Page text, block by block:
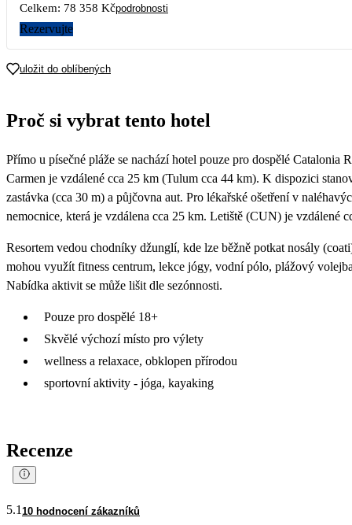
39 909 51 239
Celkem: 78 358 Kčpodrobnosti
Rezervujte
uložit do oblíbených
Proč si vybrat tento hotel
Přímo u písečné pláže se nachází hotel pouze pro dospělé Catalonia
Carmen je vzdálené cca 25 km (Tulum cca 44 km). K dispozici
zastávka (cca 30 m) a půjčovna aut. Pro lékařské ošetření v
nemocnice, která je vzdálena cca 25 km. Letiště (CUN) je vzdálené
Resortem vedou chodníky džunglí, kde lze běžně potkat nosály
mohou využít fitness centrum, lekce jógy, vodní pólo, plážový
Nabídka aktivit se může lišit dle sezónnosti.
Pouze pro dospělé 18+
Skvělé výchozí místo pro výlety
wellness a relaxace, obklopen přírodou
sportovní aktivity - jóga, kayaking
Recenze
5.1 10 hodnocení zákazníků